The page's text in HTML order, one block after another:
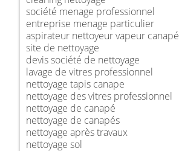
société menage professionnel
entreprise menage particulier
aspirateur nettoyeur vapeur canapé
site de nettoyage
devis société de nettoyage
lavage de vitres professionnel
nettoyage tapis canape
nettoyage des vitres professionnel
nettoyage de canapé
nettoyage de canapés
nettoyage après travaux
nettoyage sol